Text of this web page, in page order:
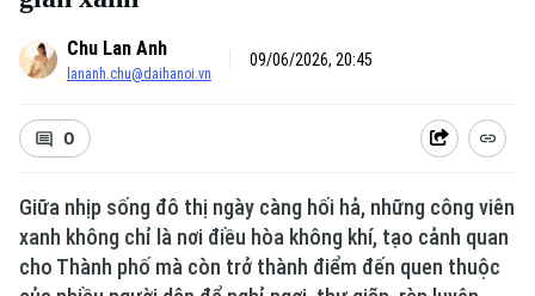
Xu hướng
Chu Lan Anh
lananh.chu@daihanoi.vn
09/06/2026, 20:45
0
Giữa nhịp sống đô thị ngày càng hối hả, những công viên
xanh không chỉ là nơi điều hòa không khí, tạo cảnh quan
cho Thành phố mà còn trở thành điểm đến quen thuộc